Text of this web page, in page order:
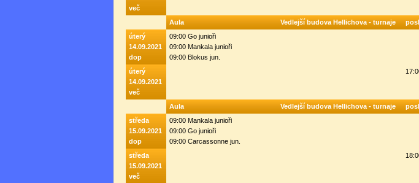
več
Aula
Vedlejší budova Hellichova - turnaje
úterý
14.09.2021
dop
09:00 Go junioři
09:00 Mankala junioři
09:00 Blokus jun.
úterý
14.09.2021
več
Aula
Vedlejší budova Hellichova - turnaje
středa
15.09.2021
dop
09:00 Mankala junioři
09:00 Go junioři
09:00 Carcassonne jun.
středa
15.09.2021
več